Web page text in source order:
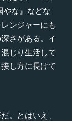
やな』などな
ンジャーにも
さがある。イ
じり生活して
し方に長けて
。とはいえ、